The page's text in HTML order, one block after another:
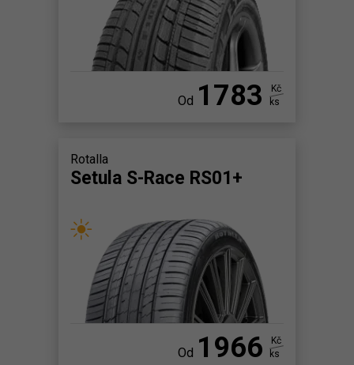
Od 1783
Kč
ks
Rotalla
Setula S-Race RS01+
Od 1966
Kč
ks